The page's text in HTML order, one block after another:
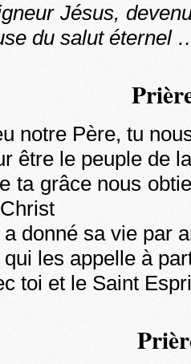
Jésus,
du salut éternel
notre Père, tu
être le peuple de
ta grâce nous
a donné sa vie par
qui les appelle à
toi et le Saint